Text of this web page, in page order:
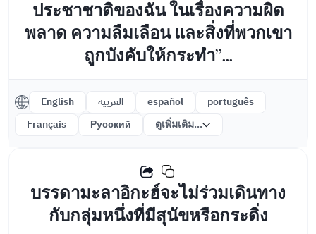
ประชาชาติของฉัน ในเรื่องความผิด
พลาด ความลืมเลือน และสิ่งที่พวกเขา
ถูกบังคับให้กระทำ”...
English العربية español
português
Français
Русский ดูเพิ่มเติม...
บรรดามะลาอิกะฮ์จะไม่ร่วมเดินทาง
กับกลุ่มหนึ่งที่มีสุนัขหรือกระดิ่ง